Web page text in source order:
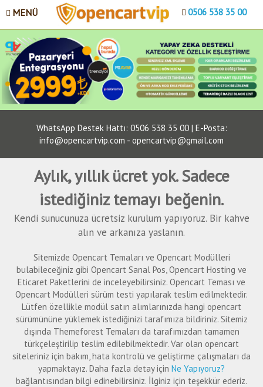
MENÜ 0506 538 35 00
WhatsApp Destek Hattı: 0506 538 35 00 | E-Posta:
info@opencartvip.com - opencartvip@gmail.com
Aylık, yıllık ücret yok. Sadece
istediğiniz temayı beğenin.
Kendi sunucunuza ücretsiz kurulum yapıyoruz. Bir kahve
alın ve arkanıza yaslanın.
Sitemizde Opencart Temaları ve Opencart Modülleri
bulabileceğiniz gibi Opencart Sanal Pos, Opencart Hosting ve
Eticaret Paketlerini de inceleyebilirsiniz. Opencart Teması ve
Opencart Modülleri sürüm testi yapılarak teslim edilmektedir.
Lütfen özellikle modül satın alımlarınızda hangi opencart
sürümününe yüklemek istediğinizi tarafımıza bildiriniz. Sitemiz
dışında Themeforest Temaları da tarafımızdan tamamen
türkçeleştirilip teslim edilebilmektedir. Var olan opencart
siteleriniz için bakım, hata kontrolü ve geliştirme çalışmaları da
yapmaktayız. Daha fazla detay için Ne Yapıyoruz?
bağlantısından bilgi edinebilirsiniz. İlginiz için teşekkür ederiz.